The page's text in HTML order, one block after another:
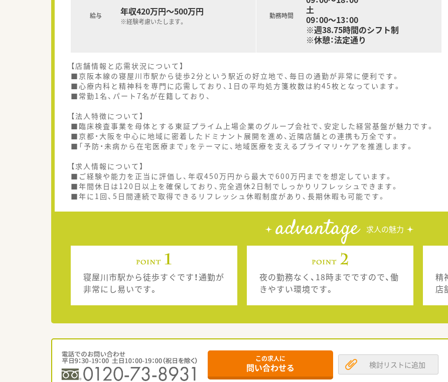
給与 年収420万円～500万円
※経験考慮いたします。
勤務時間
土
09：00～13：00
※週38.75時間のシフト制
※休憩：法定通り
【店舗情報と応需状況について】
■京阪本線の寝屋川市駅から徒歩2分という駅近の好立地で、毎日の通勤が非常に便利です。
■心療内科と精神科を専門に応需しており、1日の平均処方箋枚数は約45枚となっています。
■常勤1名、パート7名が在籍しており、
【法人特徴について】
■臨床検査事業を母体とする東証プライム上場企業のグループ会社で、安定した経営基盤が魅力です。
■京都・大阪を中心に地域に密着したドミナント展開を進め、近隣店舗との連携も万全です。
■「予防・未病から在宅医療まで」をテーマに、地域医療を支えるプライマリ・ケアを推進します。
【求人情報について】
■ご経験や能力を正当に評価し、年収450万円から最大で600万円までを想定しています。
■年間休日は120日以上を確保しており、完全週休2日制でしっかりリフレッシュできます。
■年に1回、5日間連続で取得できるリフレッシュ休暇制度があり、長期休暇も可能です。
advantage 求人の魅力
寝屋川市駅から徒歩すぐです！通勤が
非常にし易いです。
夜の勤務なく、18時までですので、働
きやすい環境です。
精
店
この求人に
問い合わせる 検討リストに追加